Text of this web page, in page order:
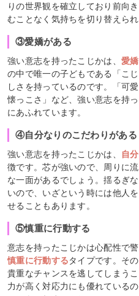
りの世界観を確立しており前向
むことなく気持ちを切り替えられ
③愛嬌がある
強い意志を持ったこじかは、 愛
の中で唯一の子どもである「こ
しさを持っているのです。「可
懐っこさ」など、強い意志を持
にあふれています。
④自分なりのこだわりがある
強い意志を持ったこじかは、 自
徴です。芯が強いので、周りに
な一面があるでしょう。揺るぎ
いので、いざという時には他人
せることもあります。
⑤慎重に行動する
意志を持ったこじかは心配性で
慎重に行動するタイプです。そ
貴重なチャンスを逃してしまう
力が高く対応力にも優れている